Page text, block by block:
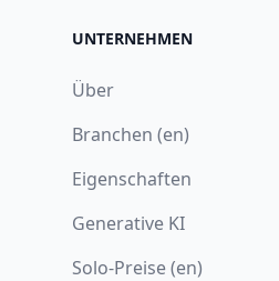
UNTERNEHMEN
Über
Branchen (en)
Eigenschaften
Generative KI
Solo-Preise (en)